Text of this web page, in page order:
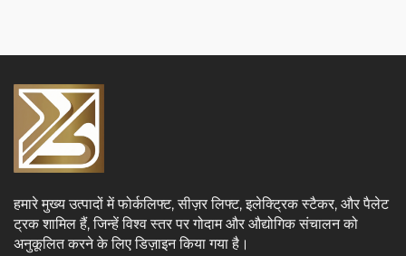
हमारे मुख्य उत्पादों में फोर्कलिफ्ट, सीज़र लिफ्ट, इलेक्ट्रिक स्टैकर, और पैलेट
ट्रक शामिल हैं, जिन्हें विश्व स्तर पर गोदाम और औद्योगिक संचालन को
अनुकूलित करने के लिए डिज़ाइन किया गया है।